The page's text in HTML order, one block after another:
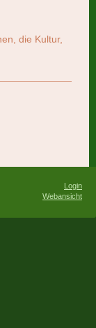
die Kultur,
Login
Webansicht